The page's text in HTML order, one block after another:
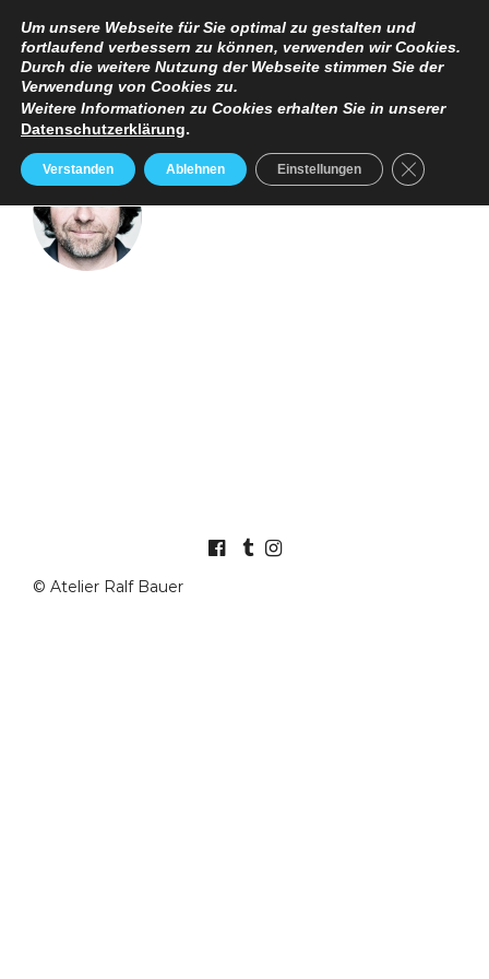
RALF BAUER
© Atelier Ralf Bauer
Um unsere Webseite für Sie optimal zu gestalten und
fortlaufend verbessern zu können, verwenden wir Cookies.
Durch die weitere Nutzung der Webseite stimmen Sie der
Verwendung von Cookies zu.
Weitere Informationen zu Cookies erhalten Sie in unserer
Datenschutzerklärung.
Verstanden Ablehnen Einstellungen GDPR